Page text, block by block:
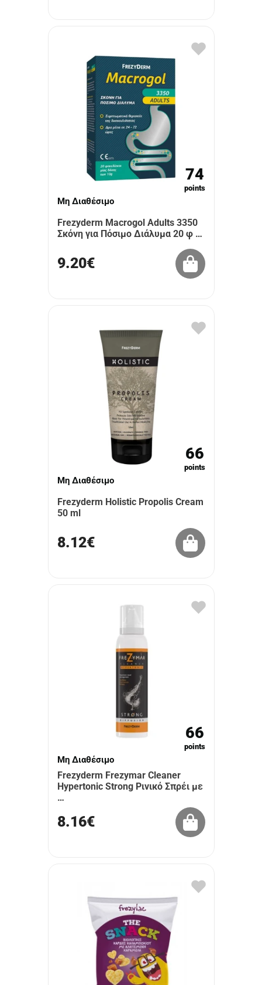
74
points
Μη Διαθέσιμο
Frezyderm Macrogol Adults 3350
Σκόνη για Πόσιμο Διάλυμα 20 φ …
9.20€
66
points
Μη Διαθέσιμο
Frezyderm Holistic Propolis Cream
50 ml
8.12€
66
points
Μη Διαθέσιμο
Frezyderm Frezymar Cleaner
Hypertonic Strong Ρινικό Σπρέι με
…
8.16€